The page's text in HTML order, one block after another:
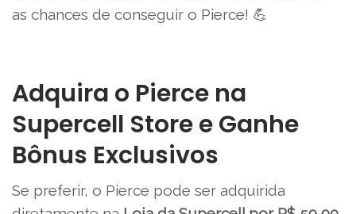
as chances de conseguir o Pierce! 💪
Adquira o Pierce na
Supercell Store e Ganhe
Bônus Exclusivos
Se preferir, o Pierce pode ser adquirida